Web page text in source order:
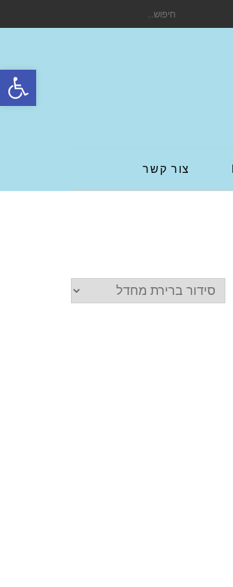
פתח
חיפוש
צור קשר